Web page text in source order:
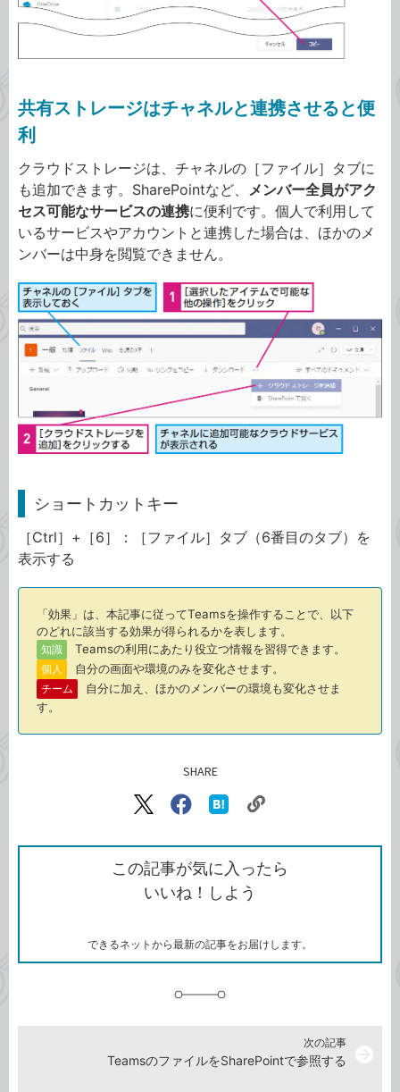
共有ストレージはチャネルと連携させると便
利
クラウドストレージは、チャネルの［ファイル］タブに
も追加できます。SharePointなど、
メンバー全員がアク
セス可能なサービスの連携に便利です。個人で利用して
いるサービスやアカウントと連携した場合は、ほかのメ
ンバーは中身を閲覧できません。
ショートカットキー
［Ctrl］+［6］：［ファイル］タブ（6番目のタブ）を
表示する
「効果」は、本記事に従ってTeamsを操作することで、以下
のどれに該当する効果が得られるかを表します。
知識 Teamsの利用にあたり役立つ情報を習得できます。
個人 自分の画面や環境のみを変化させます。
チーム
自分に加え、ほかのメンバーの環境も変化させま
す。
SHARE
X（旧
で
シ
ェ
ア
Facebook
シ
ェ
ア
な
ッ
ク
ク
ク
を
コ
この記事が気に入ったら
いいね！しよう
できるネットから最新の記事をお届けします。
次の記事
TeamsのファイルをSharePointで参照する